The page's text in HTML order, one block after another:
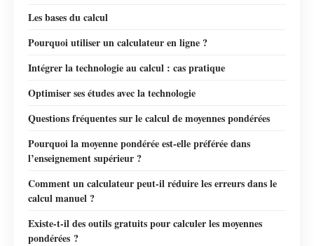
Les bases du calcul
Pourquoi utiliser un calculateur en ligne ?
Intégrer la technologie au calcul : cas pratique
Optimiser ses études avec la technologie
Questions fréquentes sur le calcul de moyennes pondérées
Pourquoi la moyenne pondérée est-elle préférée dans
l’enseignement supérieur ?
Comment un calculateur peut-il réduire les erreurs dans le
calcul manuel ?
Existe-t-il des outils gratuits pour calculer les moyennes
pondérées ?